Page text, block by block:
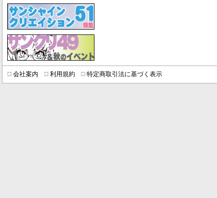
会社案内 利用規約 特定商取引法に基づく表示